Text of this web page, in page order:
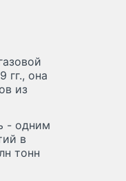
гг., она
из
- одним
в
тонн